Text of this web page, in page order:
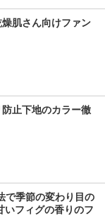
肌さん向けファン
止下地のカラー徹
で季節の変わり目の
フィグの香りのフ